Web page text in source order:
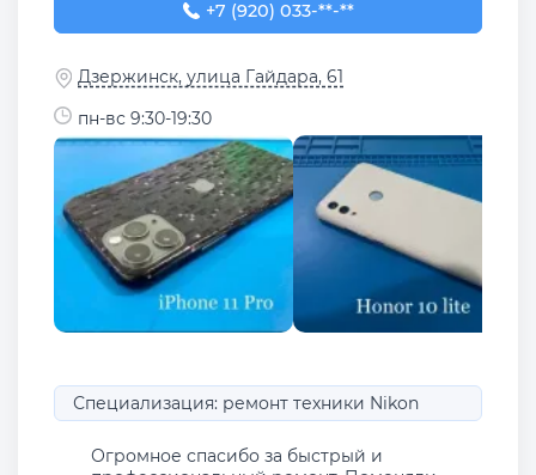
+7 (920) 033-80-44
+7 (920) 033-**-**
Дзержинск, улица Гайдара, 61
пн-вс 9:30-19:30
Специализация: ремонт техники Nikon
Огромное спасибо за быстрый и